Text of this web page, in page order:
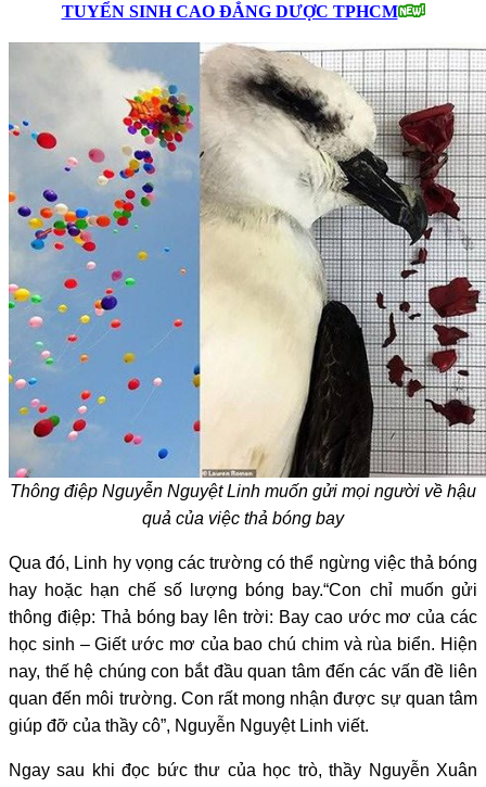
TUYỂN SINH CAO ĐẲNG DƯỢC TPHCM
Thông điệp Nguyễn Nguyệt Linh muốn gửi mọi người về hậu
quả của việc thả bóng bay
Qua đó, Linh hy vọng các trường có thể ngừng việc thả bóng
hay hoặc hạn chế số lượng bóng bay.“Con chỉ muốn gửi
thông điệp: Thả bóng bay lên trời: Bay cao ước mơ của các
học sinh – Giết ước mơ của bao chú chim và rùa biển. Hiện
nay, thế hệ chúng con bắt đầu quan tâm đến các vấn đề liên
quan đến môi trường. Con rất mong nhận được sự quan tâm
giúp đỡ của thầy cô”, Nguyễn Nguyệt Linh viết.
Ngay sau khi đọc bức thư của học trò, thầy Nguyễn Xuân